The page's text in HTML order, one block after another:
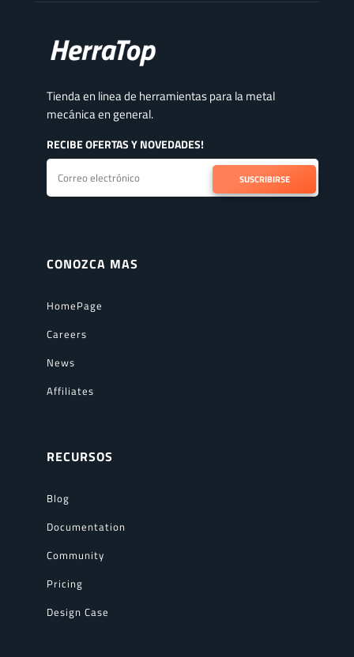
Tienda en linea de herramientas para la metal
mecánica en general.
RECIBE OFERTAS Y NOVEDADES!
SUSCRIBIRSE
CONOZCA MAS
HomePage
Careers
News
Affiliates
RECURSOS
Blog
Documentation
Community
Pricing
Design Case